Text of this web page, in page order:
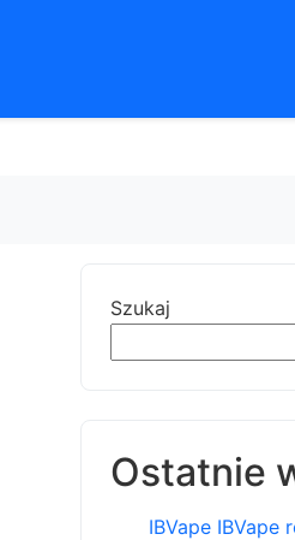
Szukaj
Ostatnie
IBVape IBVape